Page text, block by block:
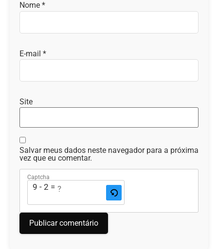
Nome *
E-mail *
Site
Salvar meus dados neste navegador para a próxima
vez que eu comentar.
Captcha
9 - 2 = ?